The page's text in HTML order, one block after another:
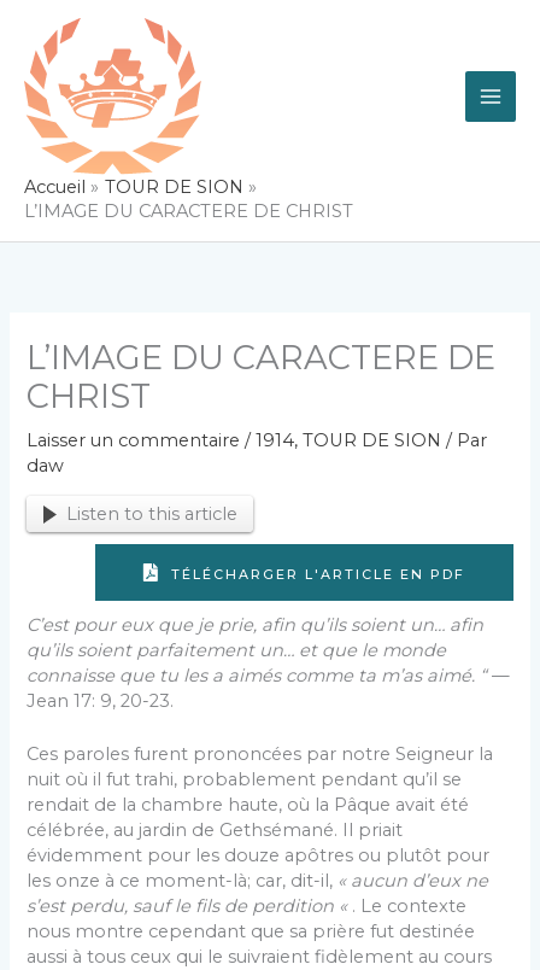
contenu
Accueil
TOUR DE SION
­L’IMAGE DU CARACTERE DE CHRIST
­L’IMAGE DU CARACTERE DE
CHRIST
Laisser un commentaire /1914,TOUR DE SION / Par
daw
Listen to this article
TÉLÉCHARGER L'ARTICLE EN PDF
C’est pour eux que je prie, afin qu’ils soient un… afin
qu’ils soient parfaitement un… et que le monde
connaisse que tu les a aimés comme ta m’as aimé. “—
Jean 17: 9, 20-23.
Ces paroles furent prononcées par notre Seigneur la
nuit où il fut trahi, probablement pendant qu’il se
rendait de la chambre haute, où la Pâque avait été
célébrée, au jardin de Gethsémané. Il priait
évidemment pour les douze apôtres ou plutôt pour
les onze à ce moment-là; car, dit-il, « aucun d’eux ne
s’est perdu, sauf le fils de perdi­tion « . Le contexte
nous montre cependant que sa prière fut destinée
aussi à tous ceux qui le suivraient fidèlement au cours